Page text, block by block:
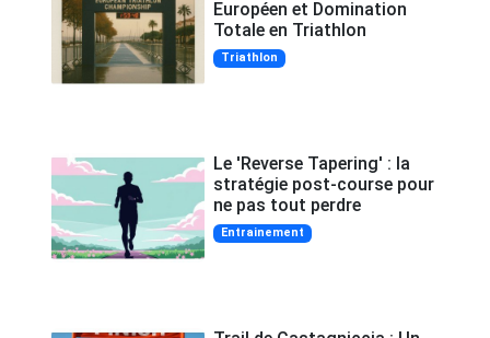
Européen et Domination
Totale en Triathlon
Triathlon
Le 'Reverse Tapering' : la
stratégie post-course pour
ne pas tout perdre
Entrainement